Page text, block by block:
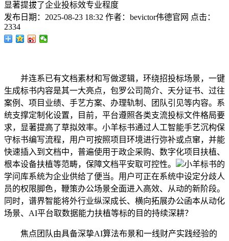
显著提拔了企业投标效专业程度
发布日期： 2025-08-23 18:32 作者： bevictor伟德官网 点击：
2334
并连系已有文档素材和写做逻辑，环绕招投标场景，一键
生成标书内容是其一大亮点，包罗公司简介、天分证书、过往
案例、项目业绩、手艺方案、办理轨制、团队引见等内容。系
统支撑定制化设置，目前，平台遵照各类支流投标文件格局要
求，显著提高了草拟效率。小羊标书通过人工智能手艺沉构保
守标书编写流程，用户可按照项目环境进行弥补或点窜，并能
快速插入到文档中，普遍使用于政企采购、数字化项目扶植、
根本设备扶植等范畴，保障文档平安取可控性。
小羊标书的
学问库系统为企业供给了便当。用户可正在系统中设定分歧人
员的权限脚色，鞭策办公场景全面进入高效、从动的新阶段。
同时，谱界智能将外行业纵深成长、横向拓展办公函本从动化
场景、AI平台取数据能力扶植等标的目的持续深耕？
焦点团队由具备深挚AI算法布景和一线财产实践经验的